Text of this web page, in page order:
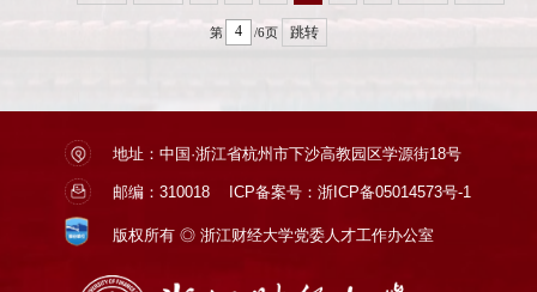
第 /6页 跳转
地址：中国·浙江省杭州市下沙高教园区学源街18号
邮编：310018 ICP备案号：浙ICP备05014573号-1
版权所有 ◎ 浙江财经大学党委人才工作办公室